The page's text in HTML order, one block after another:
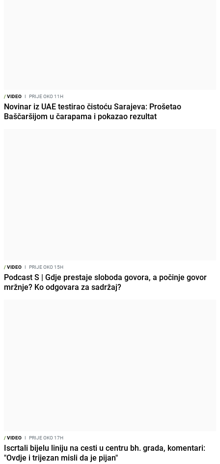
/VIDEO I PRIJE OKO 11H
Novinar iz UAE testirao čistoću Sarajeva: Prošetao
Baščaršijom u čarapama i pokazao rezultat
/VIDEO I PRIJE OKO 15H
Podcast S | Gdje prestaje sloboda govora, a počinje govor
mržnje? Ko odgovara za sadržaj?
/VIDEO I PRIJE OKO 17H
Iscrtali bijelu liniju na cesti u centru bh. grada, komentari:
"Ovdje i trijezan misli da je pijan"